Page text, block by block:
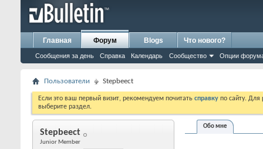
Главная Форум
Сообщения за день Справка Календарь Сообщество Опции
Blogs Что нового?
Пользователи Stepbeect
Если это ваш первый визит, рекомендуем почитать справку по сайту.
выберите раздел.
Stepbeect
Junior Member
Обо мне